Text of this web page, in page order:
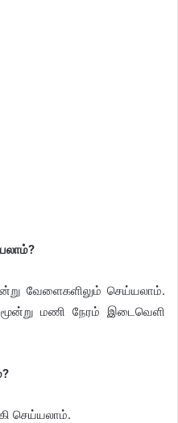
வேளைகளிலும் செய்யலாம்.
மூன்று மணி நேரம் இடைவெளி
செய்யலாம்.